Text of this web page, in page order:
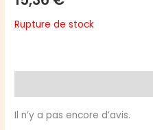
Rupture de stock
Il n’y a pas encore d’avis.